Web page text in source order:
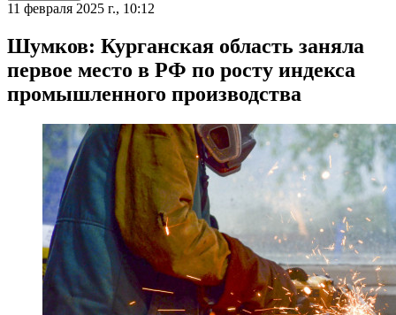
11 февраля 2025 г., 10:12
Шумков: Курганская область заняла
первое место в РФ по росту индекса
промышленного производства